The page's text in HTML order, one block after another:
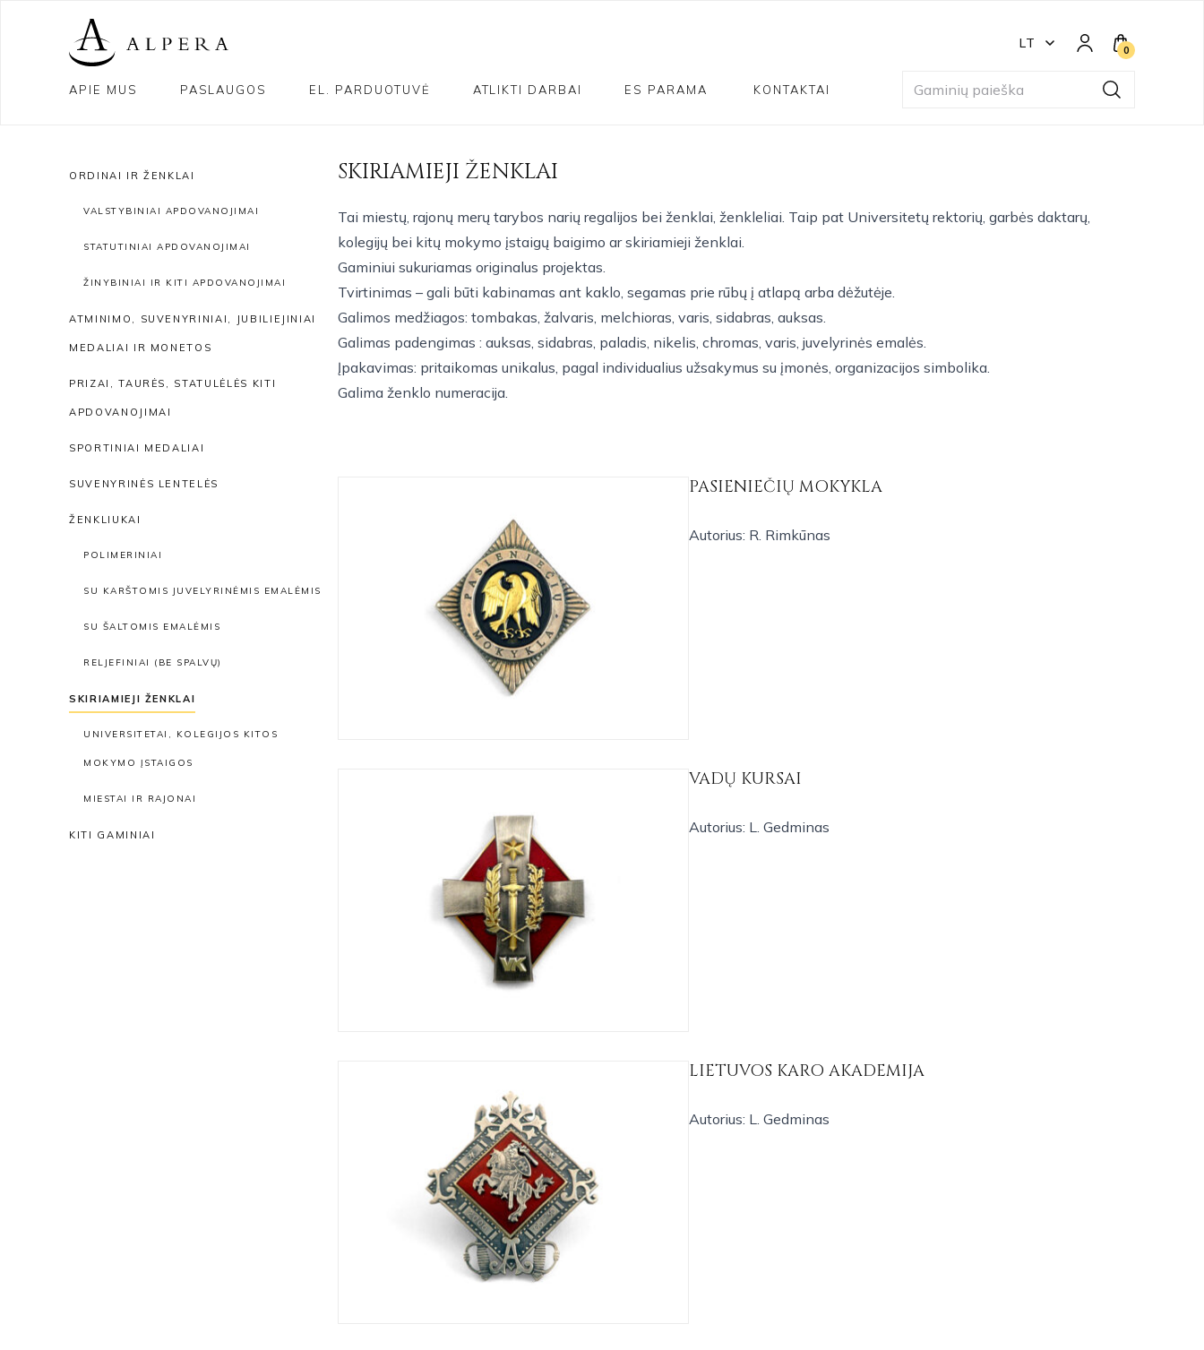
LT 0
APIE MUS PASLAUGOS EL. PARDUOTUVĖ ATLIKTI DARBAI ES PARAMA KONTAKTAI
ORDINAI IR ŽENKLAI
VALSTYBINIAI APDOVANOJIMAI
STATUTINIAI APDOVANOJIMAI
ŽINYBINIAI IR KITI APDOVANOJIMAI
ATMINIMO, SUVENYRINIAI, JUBILIEJINIAI
MEDALIAI IR MONETOS
PRIZAI, TAURĖS, STATULĖLĖS KITI
APDOVANOJIMAI
SPORTINIAI MEDALIAI
SUVENYRINĖS LENTELĖS
ŽENKLIUKAI
POLIMERINIAI
SU KARŠTOMIS JUVELYRINĖMIS EMALĖMIS
SU ŠALTOMIS EMALĖMIS
RELJEFINIAI (BE SPALVŲ)
SKIRIAMIEJI ŽENKLAI
UNIVERSITETAI, KOLEGIJOS KITOS
MOKYMO ĮSTAIGOS
MIESTAI IR RAJONAI
KITI GAMINIAI
SKIRIAMIEJI ŽENKLAI
Tai miestų, rajonų merų tarybos narių regalijos bei ženklai, ženkleliai. Taip pat Universitetų rektorių, garbės daktarų,
kolegijų bei kitų mokymo įstaigų baigimo ar skiriamieji ženklai.
Gaminiui sukuriamas originalus projektas.
Tvirtinimas – gali būti kabinamas ant kaklo, segamas prie rūbų į atlapą arba dėžutėje.
Galimos medžiagos: tombakas, žalvaris, melchioras, varis, sidabras, auksas.
Galimas padengimas : auksas, sidabras, paladis, nikelis, chromas, varis, juvelyrinės emalės.
Įpakavimas: pritaikomas unikalus, pagal individualius užsakymus su įmonės, organizacijos simbolika.
Galima ženklo numeracija.
PASIENIEČIŲ MOKYKLA
Autorius: R. Rimkūnas
VADŲ KURSAI
Autorius: L. Gedminas
LIETUVOS KARO AKADEMIJA
Autorius: L. Gedminas